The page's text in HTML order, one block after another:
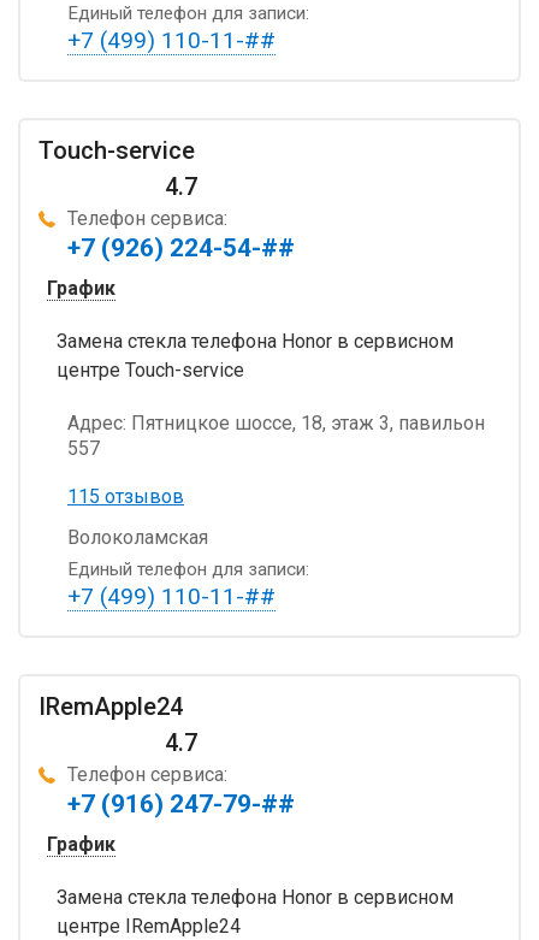
Единый телефон для записи:
+7 (499) 110-11-##
Touch-service
4.7
Телефон сервиса:
+7 (926) 224-54-##
График
Замена стекла телефона Honor в сервисном
центре Touch-service
Адрес: Пятницкое шоссе, 18, этаж 3, павильон
557
115 отзывов
Волоколамская
Единый телефон для записи:
+7 (499) 110-11-##
IRemApple24
4.7
Телефон сервиса:
+7 (916) 247-79-##
График
Замена стекла телефона Honor в сервисном
центре IRemApple24